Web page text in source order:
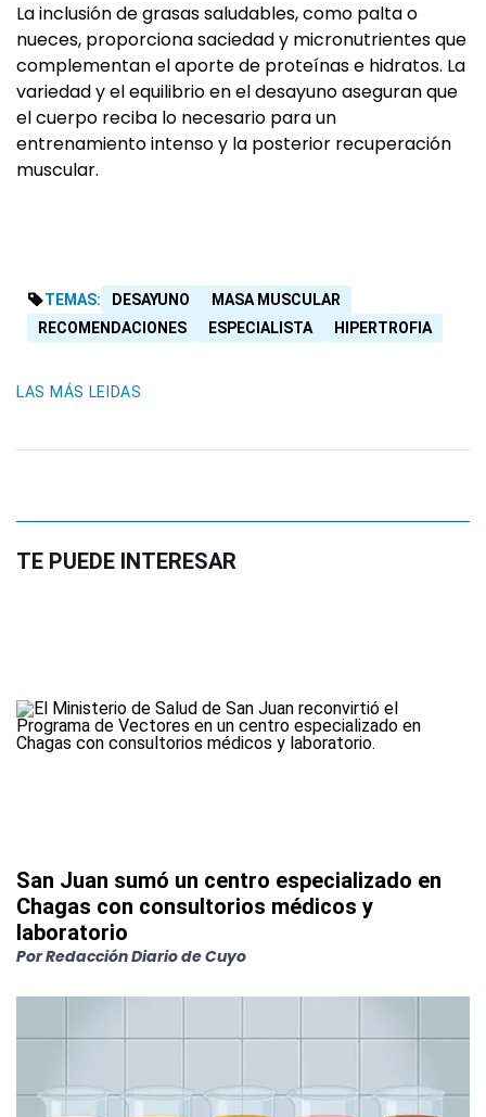
La inclusión de grasas saludables, como palta o
nueces, proporciona saciedad y micronutrientes que
complementan el aporte de proteínas e hidratos. La
variedad y el equilibrio en el desayuno aseguran que
el cuerpo reciba lo necesario para un
entrenamiento intenso y la posterior recuperación
muscular.
TEMAS: DESAYUNO
MASA MUSCULAR
RECOMENDACIONES
ESPECIALISTA HIPERTROFIA
LAS MÁS LEIDAS
TE PUEDE INTERESAR
San Juan sumó un centro especializado en
Chagas con consultorios médicos y
laboratorio
PorRedacción Diario de Cuyo